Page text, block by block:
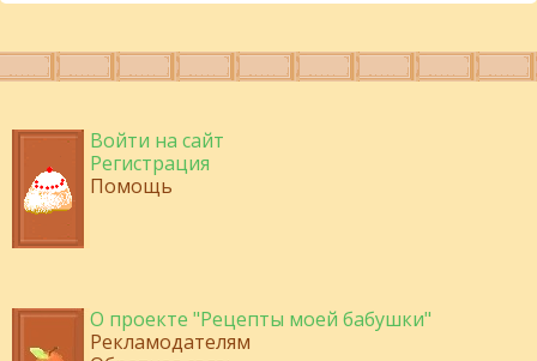
Войти на сайт
Регистрация
Помощь
О проекте "Рецепты моей бабушки"
Рекламодателям